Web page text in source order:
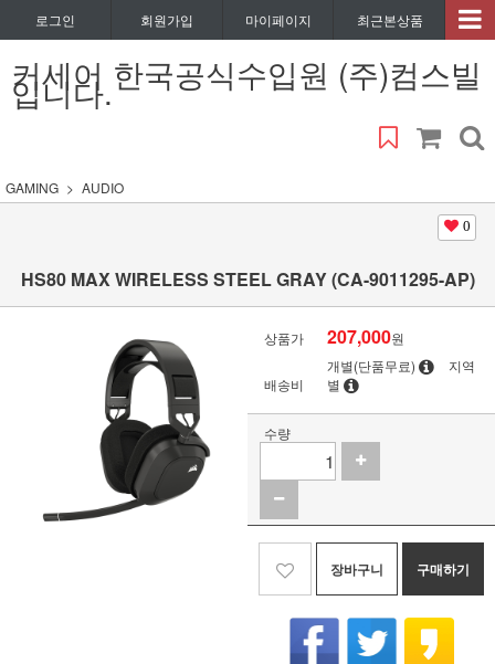
로그인 회원가입 마이페이지 최근본상품
커세어 한국공식수입원 (주)컴스빌
입니다.
GAMING AUDIO
0
HS80 MAX WIRELESS STEEL GRAY (CA-9011295-AP)
상품가 207,000원
배송비
개별(단품무료)
지역
별
수량
장바구니 구매하기